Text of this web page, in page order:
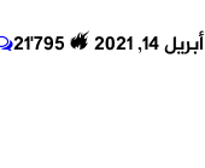
أبريل 14, 2021